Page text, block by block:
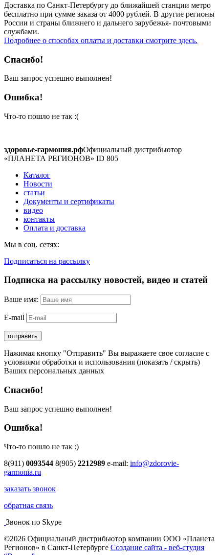
Доставка по Санкт-Петербургу до ближайшей станции метро
бесплатно при сумме заказа от 4000 рублей. В другие регионы
России и страны ближнего и дальнего зарубежья- почтовыми
службами.
Подробнее о способах оплаты и доставки смотрите здесь.
Спасибо!
Ваш запрос успешно выполнен!
Ошибка!
Что-то пошло не так :(
здоровье-гармония.рфОфициальный дистрибьютор
«ПЛАНЕТА РЕГИОНОВ» ID 805
Каталог
Новости
статьи
Документы и сертификаты
видео
контакты
Оплата и доставка
Мы в соц. сетях:
Подписаться на рассылку
Подписка на рассылку новостей, видео и статей
Ваше имя:
E-mail
Нажимая кнопку "Отправить" Вы выражаете свое согласие с
условиями обработки и использования (показать / скрыть)
Ваших персональных данных
Спасибо!
Ваш запрос успешно выполнен!
Ошибка!
Что-то пошло не так :)
8(911) 0093544 8(905) 2212989 e-mail: info@zdorovie-
garmonia.ru
заказать звонок
обратная связь
Звонок по Skype
©2026 Официальный дистрибьютор компании ООО «Планета
Регионов» в Санкт-Петербурге Создание сайта - веб-студия